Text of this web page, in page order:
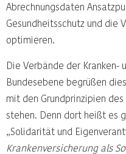
Abrechnungsdaten
Gesundheitsschutz und die
optimieren.
Die Verbände der Kranken-
Bundesebene begrüßen
mit den Grundprinzipien des
stehen. Denn dort heißt es
„Solidarität und
Krankenversicherung als